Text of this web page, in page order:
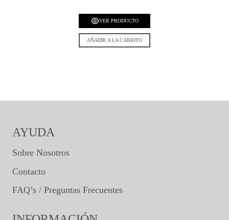
VER PRODUCTO
AÑADIR A LA CARRITO
AYUDA
Sobre Nosotros
Contacto
FAQ’s / Preguntas Frecuentes